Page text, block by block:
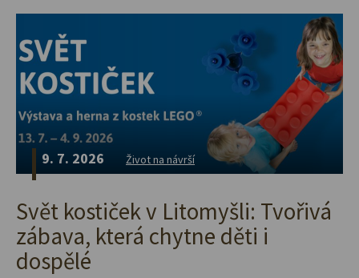
9. 7. 2026 Život na návrší
Svět kostiček v Litomyšli: Tvořivá
zábava, která chytne děti i
dospělé